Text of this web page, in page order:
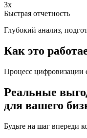
3x
Быстрая отчетность
Глубокий анализ,
Как это
Процесс цифровизации
Реальные
для вашего
Будьте на шаг впереди